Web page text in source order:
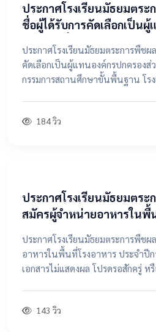
ประกาศโรงเรียนมัธยมตระ
ชื่อผู้ได้รับการคัดเลือกเป็น
ส่วนท้องถิ่น ในคณะกรรมก
ฐาน
ประกาศโรงเรียนมัธยมตระการพืชผ
คัดเลือกเป็นผู้แทนองค์กรปกครอง
กรรมการสถานศึกษาขั้นพื้นฐาน โร
184 วิว
ประกาศโรงเรียนมัธยมตระ
สมัครผู้จำหน่ายอาหารในพื้
ปีการศึกษา ๒๕๖๙
ประกาศโรงเรียนมัธยมตระการพืชผ
อาหารในพื้นที่โรงอาหาร ประจำปีกา
เอกสารไม่แสดงผล โปรดรอสักครู่ ห
143 วิว